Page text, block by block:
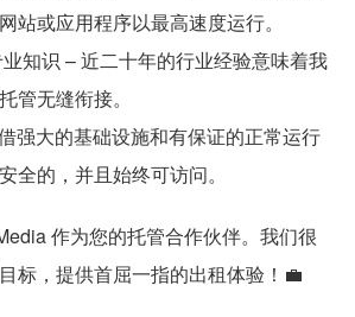
站或应用程序以最高速度运行。
知识 – 近二十年的行业经验意味着我
管无缝衔接。
强大的基础设施和有保证的正常运行
全的，并且始终可访问。
作为您的托管合作伙伴。我们很
标，提供首屈一指的出租体验！💼